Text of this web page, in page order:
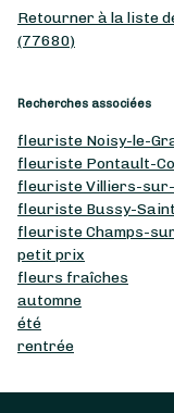
Retourner à la liste
(77680)
Recherches associées
fleuriste Noisy-le-
fleuriste Pontault-
fleuriste Villiers-
fleuriste Bussy-
fleuriste Champs-
petit prix
fleurs fraîches
automne
été
rentrée